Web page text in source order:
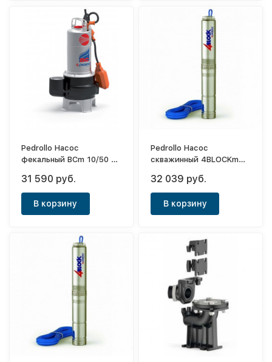
Pedrollo Насос
фекальный BCm 10/50 -N
31 590 руб.
В корзину
Pedrollo Насос
скважинный 4BLOCKm
32 039 руб.
В корзину